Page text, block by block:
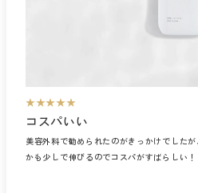
★★★★★
コスパいい
美容外科で勧められたのがきっかけでした
かも少しで伸びるのでコスパがすばらしい